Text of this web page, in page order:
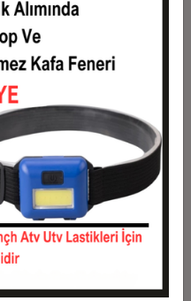
3.750,00 TL
4.087,50 TL
4.237,50 TL
4.312,50 TL
4.387,50 TL
4.462,50 TL